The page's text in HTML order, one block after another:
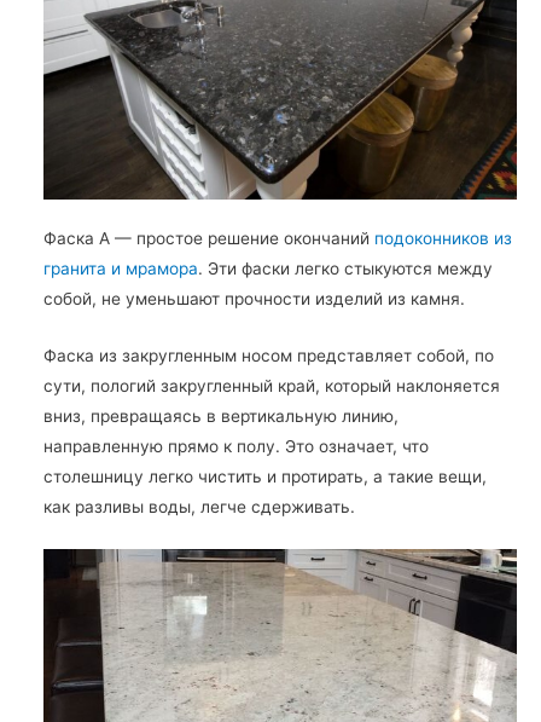
Фаска А — простое решение окончаний подоконников из
гранита и мрамора. Эти фаски легко стыкуются между
собой, не уменьшают прочности изделий из камня.
Фаска из закругленным носом представляет собой, по
сути, пологий закругленный край, который наклоняется
вниз, превращаясь в вертикальную линию,
направленную прямо к полу. Это означает, что
столешницу легко чистить и протирать, а такие вещи,
как разливы воды, легче сдерживать.